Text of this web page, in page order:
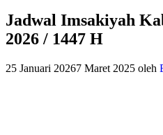
Jadwal Imsakiyah
2026 / 1447 H
25 Januari 20267 Maret 2025 oleh